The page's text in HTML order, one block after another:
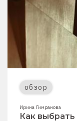
обзор
Ирина Гимранова
Как